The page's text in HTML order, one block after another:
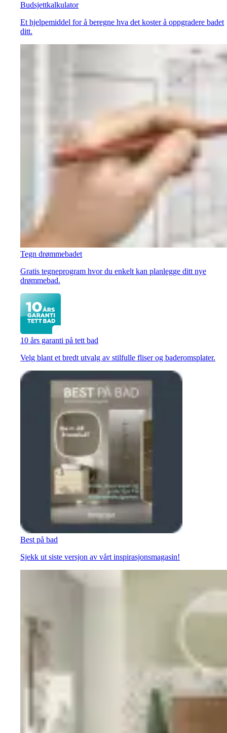
Budsjettkalkulator
Et hjelpemiddel for å beregne hva det koster å oppgradere badet
ditt.
Tegn drømmebadet
Gratis tegneprogram hvor du enkelt kan planlegge ditt nye
drømmebad.
10 års garanti på tett bad
Velg blant et bredt utvalg av stilfulle fliser og baderomsplater.
Best på bad
Sjekk ut siste versjon av vårt inspirasjonsmagasin!